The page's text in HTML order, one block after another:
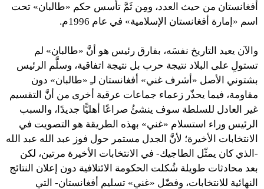
أفغانستان من حيث العدد، ومِن ثَمَّ تأسس حكم «طالبان» تحت
اسم «إمارة أفغانستان الإسلامية» في عام 1996م.
والآن يعيد التاريخ نفسَه، بفارق رئيس هو أنَّ «طالبان» لم
تستولِ على البلاد نتيجة حرب بل نتيجة اتفاقية، وسلَّم الرئيس
بشتوني
الأصل «أشرف غني» أفغانستان لـِ «طالبان» دون
مقاومة، فيما يحذّر زعماء جماعات عرقية أخرى من أنَّ التقسيم
غير العادل للسلطة سوف ينشئُ صراعًا أهليًّا جديدًا، والسبب
الرئيس وراء استسلام «غني» بهذه الطريقة هو التصويت في
الانتخابات الأخيرة؛ لأنَّ الجدل مستمر حول فوز عبد الله عبد الله
-الذي كان يمثّل الطاجيك- في الانتخابات الأخيرة مرتين، لكن
بعد محادثات طويلة شُكلت الحكومة الائتلافية دون إعلان النتائج
النهائية للانتخابات، وفضّل «غني» تسليم أفغانستان- التي